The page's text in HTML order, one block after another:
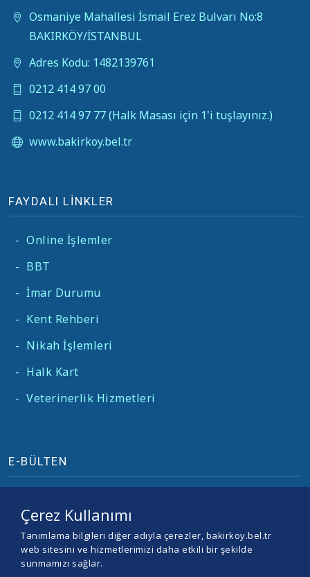
Osmaniye Mahallesi İsmail Erez Bulvarı No:8
BAKIRKÖY/İSTANBUL
Adres Kodu: 1482139761
0212 414 97 00
0212 414 97 77 (Halk Masası için 1'i tuşlayınız.)
www.bakirkoy.bel.tr
FAYDALI LİNKLER
- Online İşlemler
- BBT
- İmar Durumu
- Kent Rehberi
- Nikah İşlemleri
- Halk Kart
- Veterinerlik Hizmetleri
E-BÜLTEN
Çerez Kullanımı
Tanımlama bilgileri diğer adıyla çerezler, bakirkoy.bel.tr
web sitesini ve hizmetlerimizi daha etkili bir şekilde
sunmamızı sağlar.